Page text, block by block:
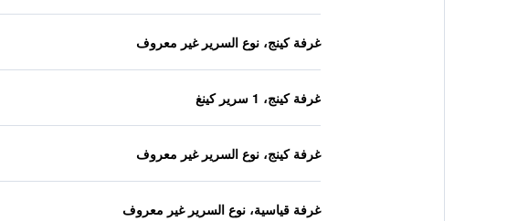
غرفة كينج، نوع السرير غير معروف
غرفة كينج، 1 سرير كينغ
غرفة كينج، نوع السرير غير معروف
غرفة قياسية، نوع السرير غير معروف